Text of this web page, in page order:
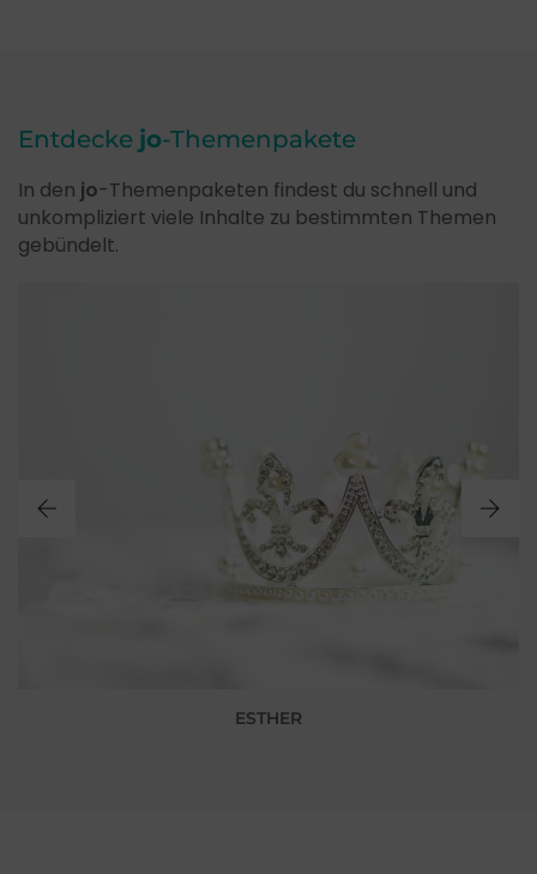
Entdecke jo-Themenpakete
In den jo-Themenpaketen findest du schnell und
unkompliziert viele Inhalte zu bestimmten Themen
gebündelt.
ESTHER